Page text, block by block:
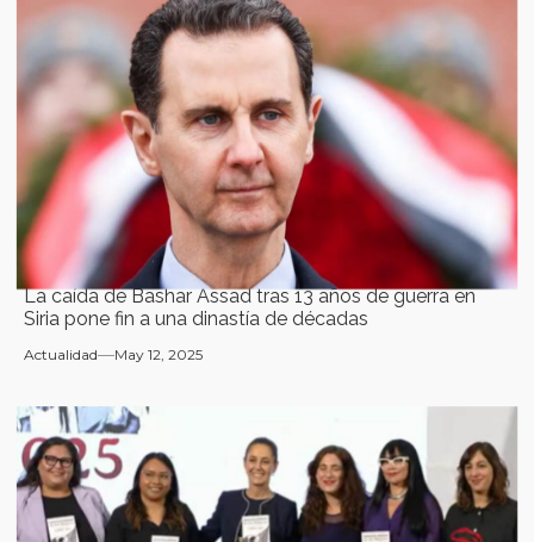
La caída de Bashar Assad tras 13 años de guerra en
Siria pone fin a una dinastía de décadas
Actualidad May 12, 2025